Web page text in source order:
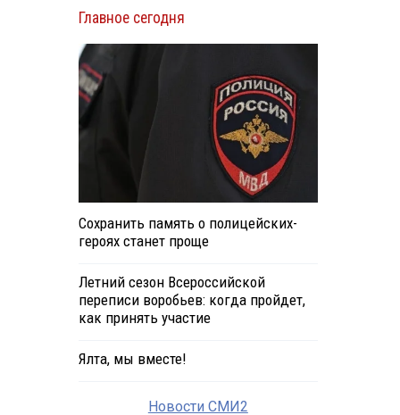
Главное сегодня
Сохранить память о полицейских-
героях станет проще
Летний сезон Всероссийской
переписи воробьев: когда пройдет,
как принять участие
Ялта, мы вместе!
Новости СМИ2